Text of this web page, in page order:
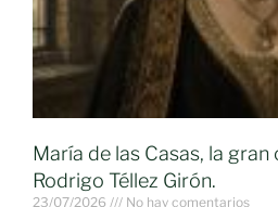
María de las Casas, la
Rodrigo Téllez Girón.
23/07/2026 No hay comentarios